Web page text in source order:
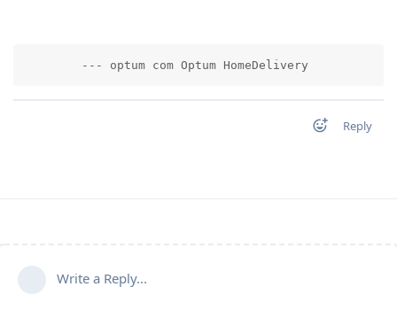
        --- optum com Optum HomeDelivery
Reply
Write a Reply...